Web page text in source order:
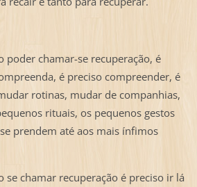
poder chamar-se recuperação, é
é preciso compreender, é
rotinas, mudar de companhias,
rituais, os pequenos gestos
prendem até aos mais ínfimos
se chamar recuperação é preciso ir lá